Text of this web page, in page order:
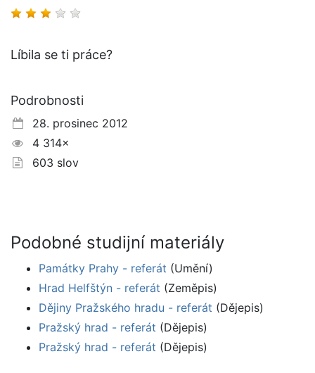
Líbila se ti práce?
Podrobnosti
28. prosinec 2012
4 314×
603 slov
Podobné studijní materiály
Památky Prahy - referát (Umění)
Hrad Helfštýn - referát (Zeměpis)
Dějiny Pražského hradu - referát (Dějepis)
Pražský hrad - referát (Dějepis)
Pražský hrad - referát (Dějepis)